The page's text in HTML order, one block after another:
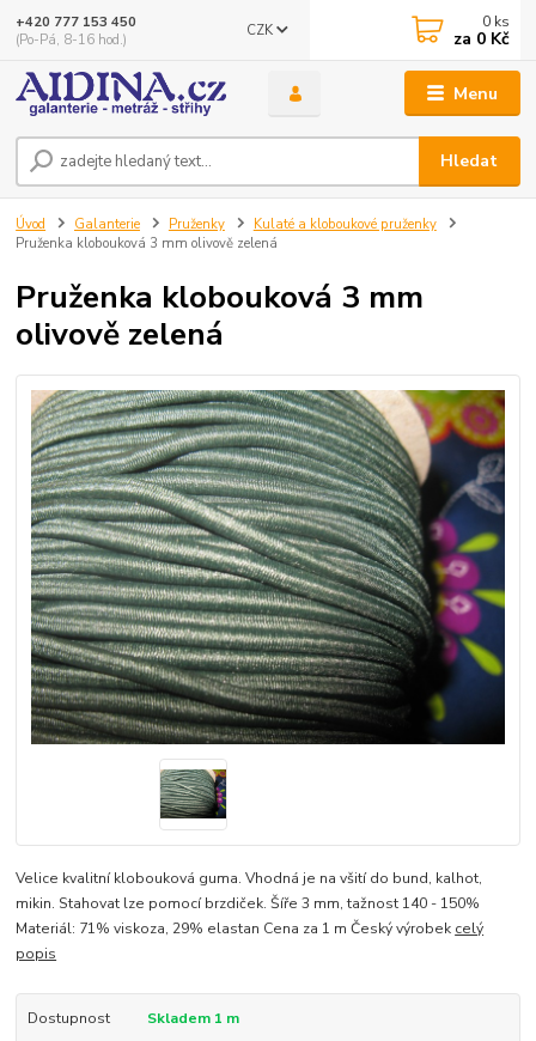
Menu
CZK
Hledat
+420 777 153 450
(Po-Pá, 8-16 hod.)
0 ks
za 0 Kč
Úvod Galanterie Pruženky
Kulaté a kloboukové pruženky
Pruženka klobouková 3 mm olivově zelená
Pruženka klobouková 3 mm
olivově zelená
Velice kvalitní klobouková guma. Vhodná je na všití do bund, kalhot,
mikin. Stahovat lze pomocí brzdiček. Šíře 3 mm, tažnost 140 - 150%
Materiál: 71% viskoza, 29% elastan Cena za 1 m Český výrobek celý
popis
Dostupnost
Skladem 1 m